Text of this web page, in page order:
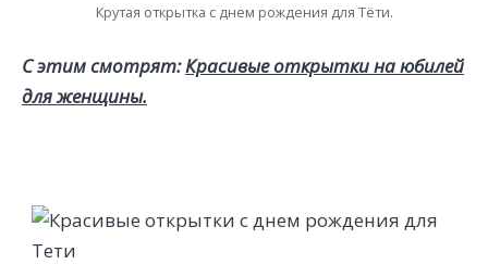
Крутая открытка с днем рождения для Тёти.
С этим смотрят:Красивые открытки на юбилей
для женщины.